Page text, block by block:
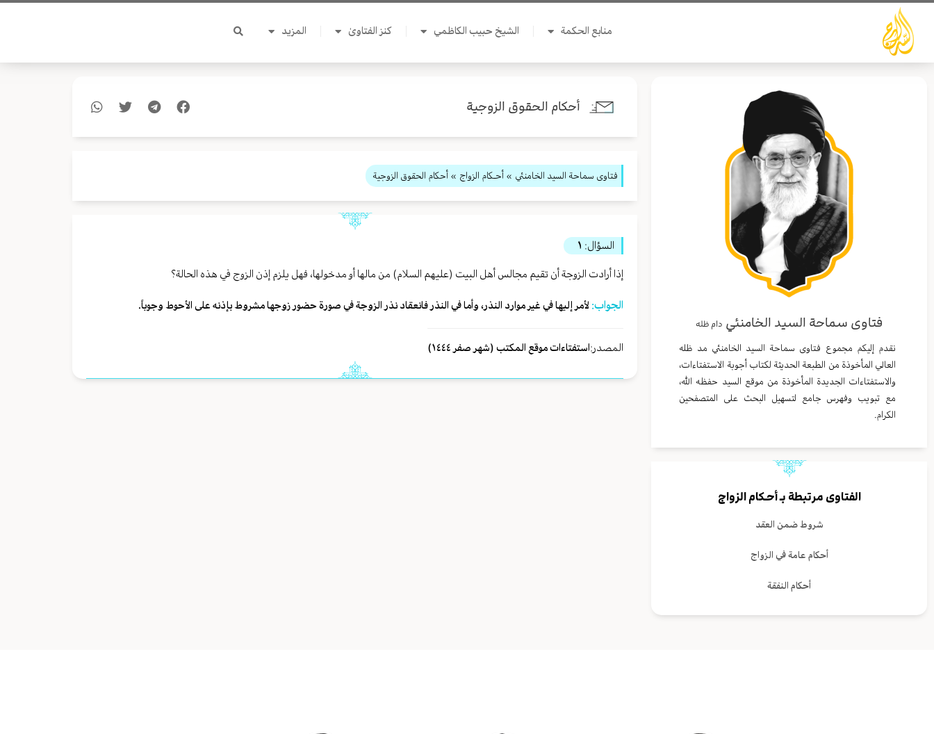
تخطي
المحتوى
منابع الحكمة الشيخ حبيب الكاظمي كنز الفتاوىٰ المزيد
فتاوى سماحة السيد الخامنئي دام ظله
نقدم إليكم مجموع فتاوى سماحة السيد الخامنئي مد ظله
العالي المأخوذة من الطبعة الحديثة لكتاب أجوبة الاستفتاءات،
والاستفتاءات الجديدة المأخوذة من موقع السيد حفظه الله،
مع تبويب وفهرس جامع لتسهيل البحث على المتصفحين
الكرام.
الفتاوى مرتبطة بـأحـكام الزواج
شروط ضمن العقد
أحكام عامة في الزواج
أحكام النفقة
أحكام الحقوق الزوجية
فتاوى سماحة السيد الخامنئي » أحـكام الزواج » أحكام الحقوق الزوجية
السؤال: ١
إذا أرادت الزوجة أن تقيم مجالس أهل البيت (عليهم السلام) من مالها أو مدخولها، فهل يلزم إذن الزوج في هذه الحالة؟
الجواب: لأمر إليها في غير موارد النذر، وأما في النذر فانعقاد نذر الزوجة في صورة حضور زوجها مشروط بإذنه على الأحوط وجوباً.
المصدر:استفتاءات موقع المكتب (شهر صفر ١٤٤٤)